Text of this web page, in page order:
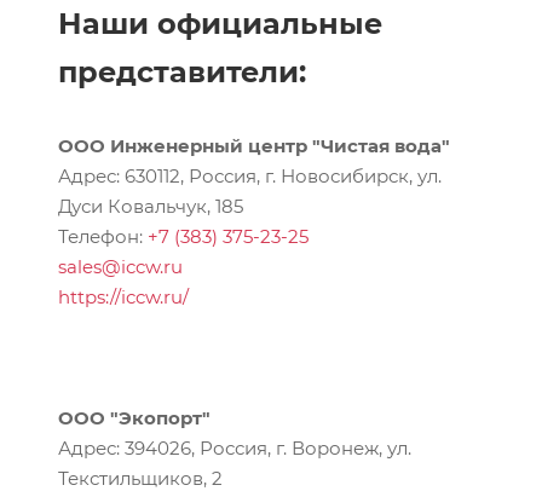
Наши официальные
представители:
ООО Инженерный центр "Чистая вода"
Адрес: 630112, Россия, г. Новосибирск, ул.
Дуси Ковальчук, 185
Телефон: +7 (383) 375-23-25
sales@iccw.ru
https://iccw.ru/
ООО "Экопорт"
Адрес: 394026, Россия, г. Воронеж, ул.
Текстильщиков, 2